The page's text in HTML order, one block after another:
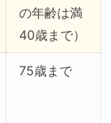
の年齢は満
40歳まで）
75歳まで